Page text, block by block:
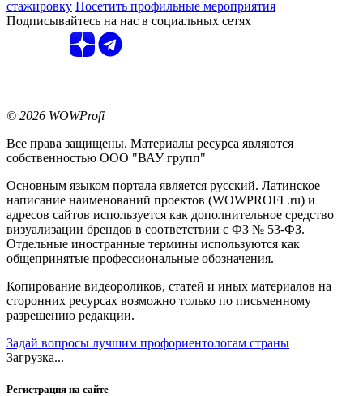
стажировку Посетить профильные мероприятия
Подписывайтесь на нас в социальных сетях
© 2026 WOWProfi
Все права защищены. Материалы ресурса являются
собственностью ООО "ВАУ групп"
Основным языком портала является русский. Латинское
написание наименований проектов (WOWPROFI .ru) и
адресов сайтов используется как дополнительное средство
визуализации брендов в соответствии с ФЗ № 53-ФЗ.
Отдельные иностранные термины используются как
общепринятые профессиональные обозначения.
Копирование видеороликов, статей и иных материалов на
сторонних ресурсах возможно только по письменному
разрешению редакции.
Задай вопросы лучшим профориентологам страны
Загрузка...
Регистрация на сайте